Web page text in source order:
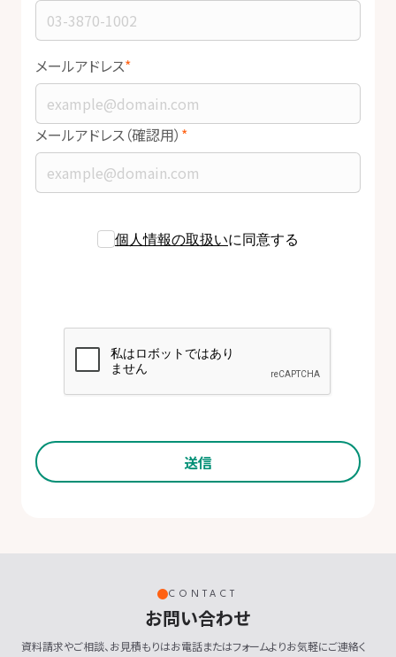
メールアドレス
メールアドレス（確認用）
個人情報の取扱いに同意する
CONTACT
お問い合わせ
資料請求やご相談、お見積もりはお電話またはフォームよりお気軽にご連絡く